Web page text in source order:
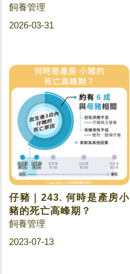
飼養管理
2026-03-31
仔豬｜243. 何時是產房小
豬的死亡高峰期？
飼養管理
2023-07-13